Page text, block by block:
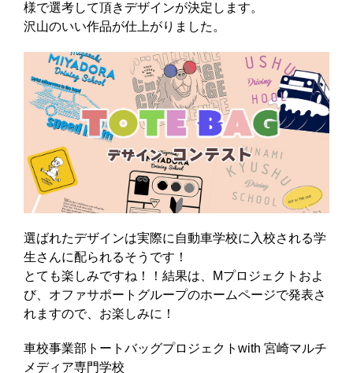
様で選考して頂きデザインが決定します。
沢山のいい作品が仕上がりました。
選ばれたデザインは実際に自動車学校に入校される学
生さんに配られるそうです！
とても楽しみですね！！結果は、Mプロジェクトおよ
び、オファサポートグループのホームページで発表さ
れますので、お楽しみに！
車校事業部トートバッグプロジェクトwith 宮崎マルチ
メディア専門学校